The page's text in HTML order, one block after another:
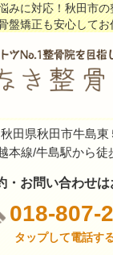
みに対応！秋田市の
盤矯正も安心してお
田県秋田市牛島東
本線/牛島駅から徒
・お問い合わせは
018-807-
タップして電話す